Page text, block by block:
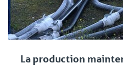
La production